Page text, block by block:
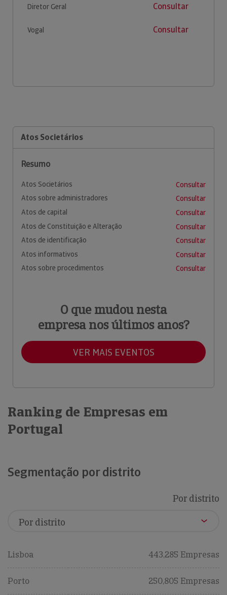
Diretor Geral Consultar
Vogal Consultar
Atos Societários
Resumo
Atos Societários
Consultar
Atos sobre administradores
Consultar
Atos de capital
Consultar
Atos de Constituição e Alteração
Consultar
Atos de identificação
Consultar
Atos informativos
Consultar
Atos sobre procedimentos
Consultar
O que mudou nesta
empresa nos últimos anos?
VER MAIS EVENTOS
Ranking de Empresas em
Portugal
Segmentação por distrito
Por distrito
Lisboa 443,285 Empresas
Porto 250,805 Empresas